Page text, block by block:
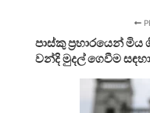
පාස්කු ප්‍රහාරයෙන්
වන්දි මුදල් ගෙවීම